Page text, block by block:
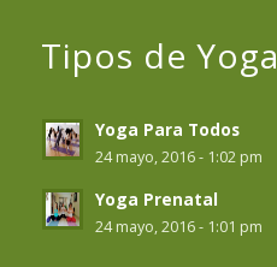
Tipos de Yoga
Yoga Para Todos
24 mayo, 2016 - 1:02 pm
Yoga Prenatal
24 mayo, 2016 - 1:01 pm